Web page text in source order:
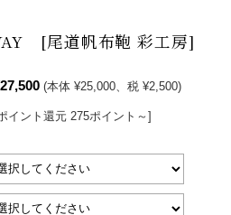
[尾道帆布鞄 彩工房]
(本体 ¥25,000、税 ¥2,500)
イント還元 275ポイント～]